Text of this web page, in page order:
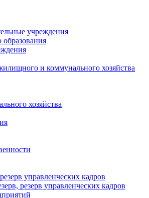
учреждения
и коммунального хозяйства
хозяйства
управленческих кадров
резерв управленческих кадров